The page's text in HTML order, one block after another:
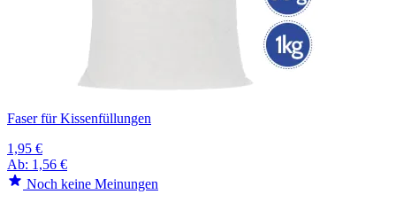
Faser für Kissenfüllungen
1,95 €
Ab: 1,56 €
Noch keine Meinungen